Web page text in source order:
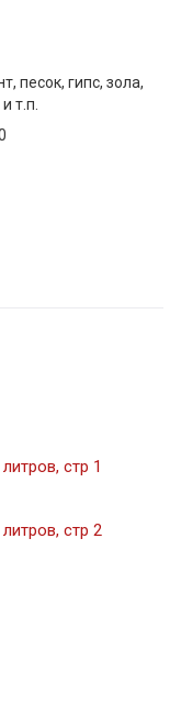
песок, гипс, зола,
т.п.
стр 1
стр 2